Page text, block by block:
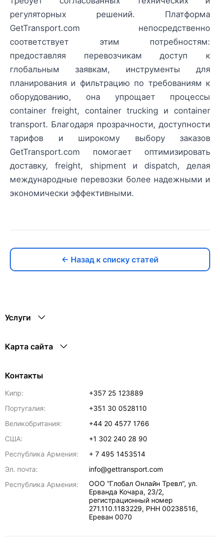
регуляторных решений. Платформа
GetTransport.com непосредственно
соответствует этим потребностям:
предоставляя перевозчикам доступ к
глобальным заявкам, инструменты для
планирования и фильтрацию по требованиям к
оборудованию, она упрощает процессы
container freight, container trucking и container
transport. Благодаря прозрачности, доступности
тарифов и широкому выбору заказов
GetTransport.com помогает оптимизировать
доставку, freight, shipment и dispatch, делая
международные перевозки более надежными и
экономически эффективными.
← Назад к списку статей
Услуги
Карта сайта
Контакты
Кипр:
+357 25 123889
Португалия:
+351 30 0528110
Великобритания:
+44 20 4577 1766
США:
+1 302 240 28 90
Республика Армения:
+ 7 495 1453514
Эл. почта:
info@gettransport.com
Республика Армения:
ООО “Глобал Онлайн Тревл”, ул.
Ерванда Кочара, 23/2,
регистрационный номер
271.110.1183229, РНН 00238516,
Ереван 0070